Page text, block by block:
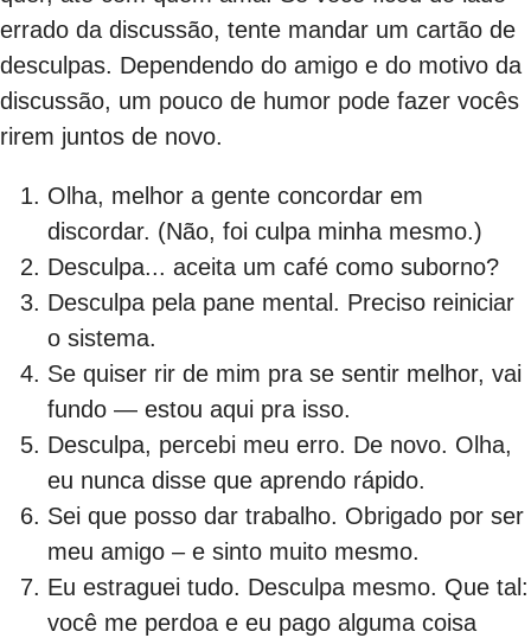
errado da discussão, tente mandar um cartão de
desculpas. Dependendo do amigo e do motivo da
discussão, um pouco de humor pode fazer vocês
rirem juntos de novo.
Olha, melhor a gente concordar em
discordar. (Não, foi culpa minha mesmo.)
Desculpa... aceita um café como suborno?
Desculpa pela pane mental. Preciso reiniciar
o sistema.
Se quiser rir de mim pra se sentir melhor, vai
fundo — estou aqui pra isso.
Desculpa, percebi meu erro. De novo. Olha,
eu nunca disse que aprendo rápido.
Sei que posso dar trabalho. Obrigado por ser
meu amigo – e sinto muito mesmo.
Eu estraguei tudo. Desculpa mesmo. Que tal:
você me perdoa e eu pago alguma coisa